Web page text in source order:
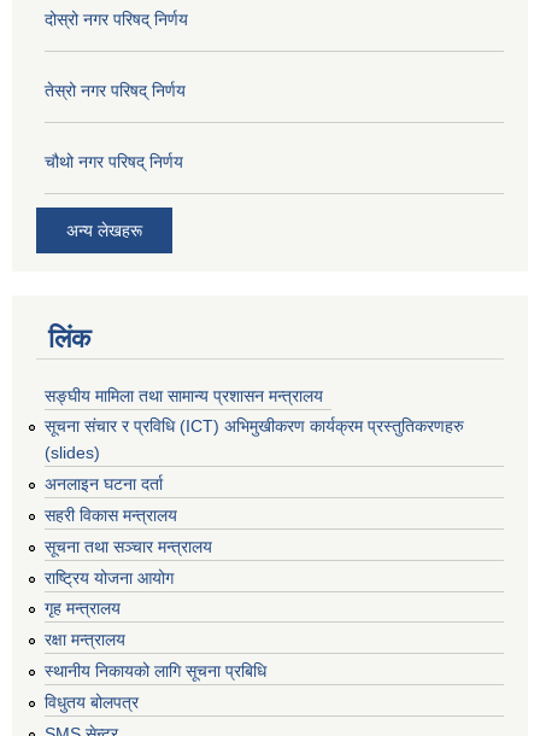
दोस्रो नगर परिषद् निर्णय
तेस्रो नगर परिषद् निर्णय
चौथो नगर परिषद् निर्णय
अन्य लेखहरू
लिंक
सङ्घीय मामिला तथा सामान्य प्रशासन मन्त्रालय
सूचना संचार र प्रविधि (ICT) अभिमुखीकरण कार्यक्रम प्रस्तुतिकरणहरु
(slides)
अनलाइन घटना दर्ता
सहरी विकास मन्त्रालय
सूचना तथा सञ्चार मन्त्रालय
राष्ट्रिय योजना आयोग
गृह मन्त्रालय
रक्षा मन्त्रालय
स्थानीय निकायको लागि सूचना प्रबिधि
विधुतय बोलपत्र